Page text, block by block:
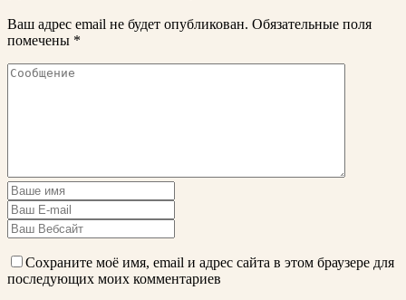
Ваш адрес email не будет опубликован. Обязательные поля
помечены *
Сохраните моё имя, email и адрес сайта в этом браузере для
последующих моих комментариев